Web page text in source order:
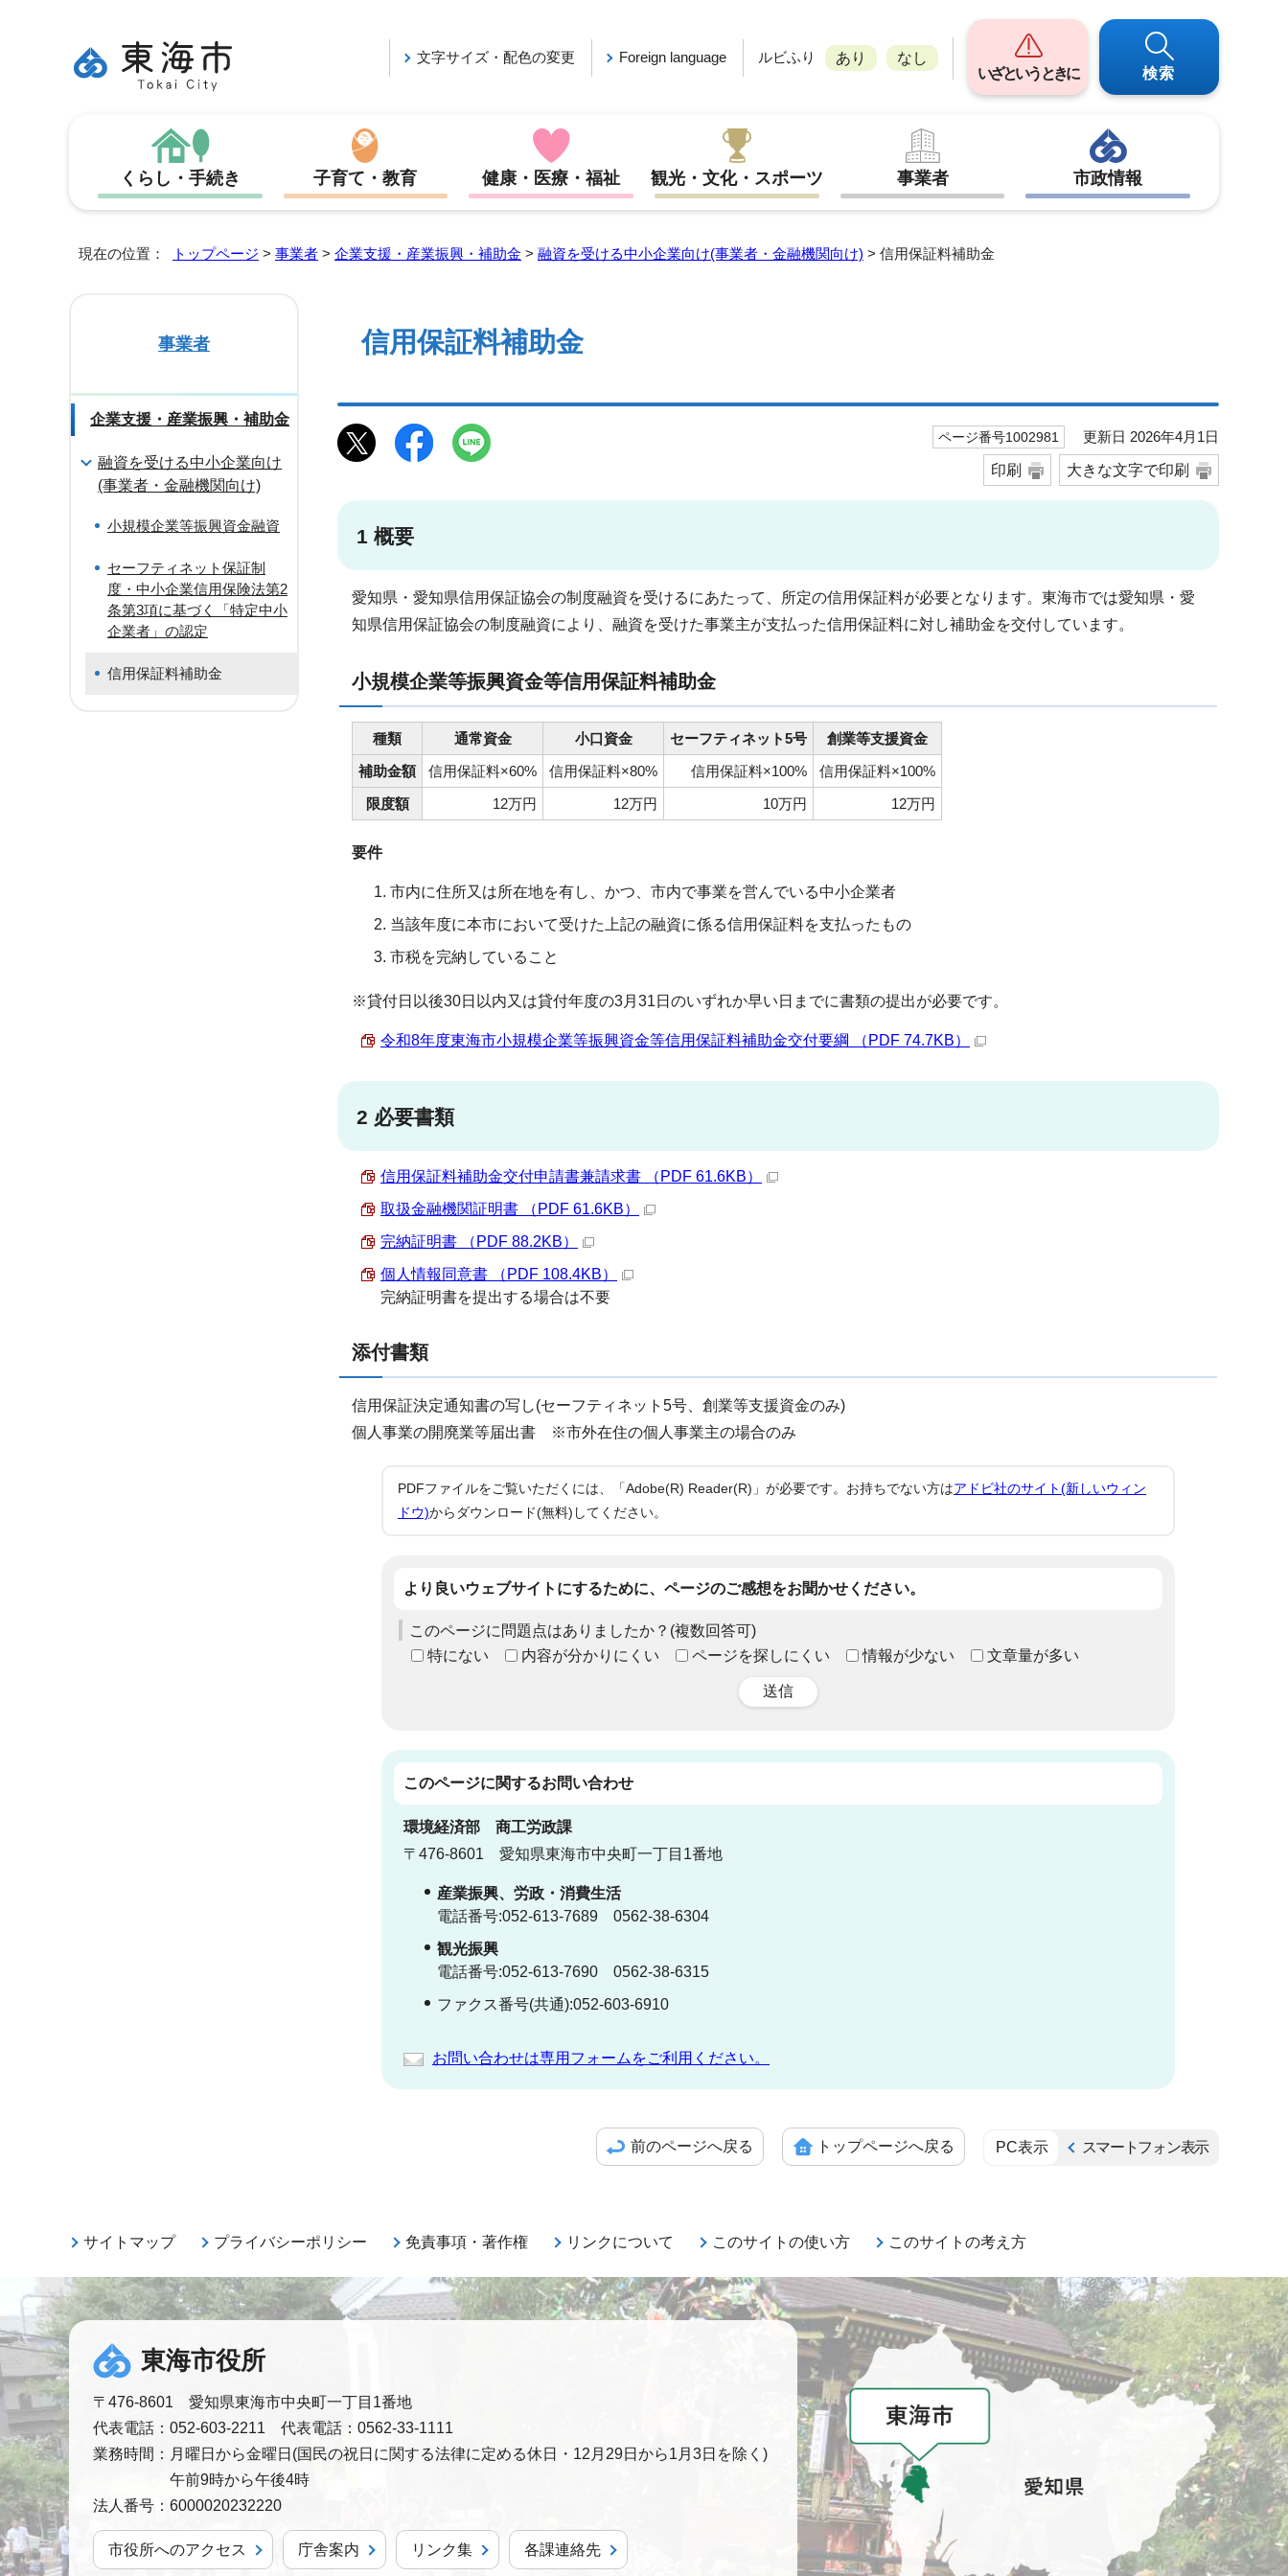
文字サイズ・配色の変更 Foreign language ルビふり あり
なし
いざというときに
検索
くらし・手続き 子育て・教育 健康・医療・福祉 観光・文化・スポーツ 事業者 市政情報
現在の位置： トップページ > 事業者 > 企業支援・産業振興・補助金 > 融資を受ける中小企業向け(事業者・金融機関向け) > 信用保証料補助金
信用保証料補助金
ページ番号1002981 更新日 2026年4月1日
印刷 大きな文字で印刷
1 概要
愛知県・愛知県信用保証協会の制度融資を受けるにあたって、所定の信用保証料が必要となります。東海市では愛知県・愛
知県信用保証協会の制度融資により、融資を受けた事業主が支払った信用保証料に対し補助金を交付しています。
小規模企業等振興資金等信用保証料補助金
種類 通常資金 小口資金 セーフティネット5号
創業等支援資金
補助金額
信用保証料×60% 信用保証料×80% 信用保証料×100%
信用保証料×100%
限度額
12万円 12万円 10万円 12万円
要件
市内に住所又は所在地を有し、かつ、市内で事業を営んでいる中小企業者
当該年度に本市において受けた上記の融資に係る信用保証料を支払ったもの
市税を完納していること
※貸付日以後30日以内又は貸付年度の3月31日のいずれか早い日までに書類の提出が必要です。
令和8年度東海市小規模企業等振興資金等信用保証料補助金交付要綱 （PDF 74.7KB）
2 必要書類
信用保証料補助金交付申請書兼請求書 （PDF 61.6KB）
取扱金融機関証明書 （PDF 61.6KB）
完納証明書 （PDF 88.2KB）
個人情報同意書 （PDF 108.4KB）
完納証明書を提出する場合は不要
添付書類
信用保証決定通知書の写し(セーフティネット5号、創業等支援資金のみ)
個人事業の開廃業等届出書 ※市外在住の個人事業主の場合のみ
PDFファイルをご覧いただくには、「Adobe(R) Reader(R)」が必要です。お持ちでない方はアドビ社のサイト(新しいウィン
ドウ)からダウンロード(無料)してください。
より良いウェブサイトにするために、ページのご感想をお聞かせください。
このページに問題点はありましたか？(複数回答可)
特にない
内容が分かりにくい ページを探しにくい 情報が少ない 文章量が多い
送信
このページに関するお問い合わせ
環境経済部 商工労政課
〒476-8601 愛知県東海市中央町一丁目1番地
産業振興、労政・消費生活
電話番号:052-613-7689 0562-38-6304
観光振興
電話番号:052-613-7690 0562-38-6315
ファクス番号(共通):052-603-6910
お問い合わせは専用フォームをご利用ください。
事業者
企業支援・産業振興・補助金
融資を受ける中小企業向け
(事業者・金融機関向け)
小規模企業等振興資金融資
セーフティネット保証制
度・中小企業信用保険法第2
条第3項に基づく「特定中小
企業者」の認定
信用保証料補助金
前のページへ戻る トップページへ戻る PC表示 スマートフォン表示
サイトマップ プライバシーポリシー 免責事項・著作権 リンクについて このサイトの使い方 このサイトの考え方
東海市役所
〒476-8601 愛知県東海市中央町一丁目1番地
代表電話：052-603-2211 代表電話：0562-33-1111
業務時間： 月曜日から金曜日(国民の祝日に関する法律に定める休日・12月29日から1月3日を除く)
午前9時から午後4時
法人番号： 6000020232220
市役所へのアクセス 庁舎案内 リンク集 各課連絡先